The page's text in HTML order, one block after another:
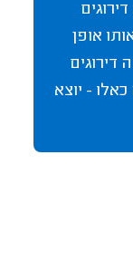
אופן
דירוגים
- יוצא